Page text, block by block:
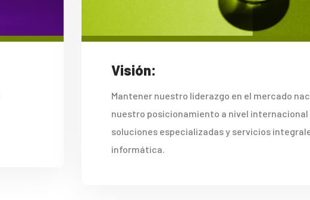
Visión:
Mantener nuestro liderazgo en el mercado
nuestro posicionamiento a nivel internacional
soluciones especializadas y servicios
informática.